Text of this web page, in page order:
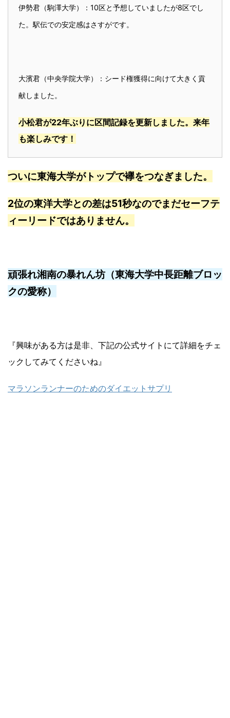
伊勢君（駒澤大学）：10区と予想していましたが8区でし
た。駅伝での安定感はさすがです。
大濱君（中央学院大学）：シード権獲得に向けて大きく貢
献しました。
小松君が22年ぶりに区間記録を更新しました。来年
も楽しみです！
ついに東海大学がトップで襷をつなぎました。
2位の東洋大学との差は51秒なのでまだセーフテ
ィーリードではありません。
頑張れ湘南の暴れん坊（東海大学中長距離ブロッ
クの愛称）
『興味がある方は是非、下記の公式サイトにて詳細をチェ
ックしてみてくださいね』
マラソンランナーのためのダイエットサプリ